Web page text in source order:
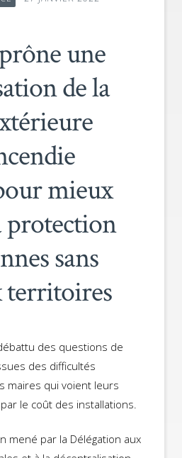
une
de la
mieux
protection
sans
territoires
des questions de
des difficultés
maires qui voient leurs
le coût des installations.
mené par la Délégation aux